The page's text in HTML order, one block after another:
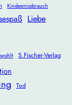
Kindesmissbrauch
Liebe
S.Fischer-Verlag
Tod